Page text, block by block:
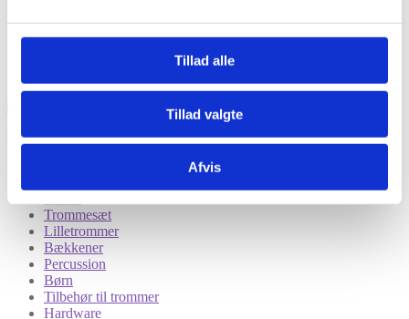
Tillad alle
Tillad valgte
Afvis
Trommesæt
Lilletrommer
Bækkener
Percussion
Børn
Tilbehør til trommer
Hardware